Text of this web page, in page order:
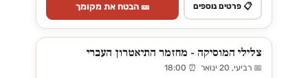
📋 פרטים נוספים 🎫 הבטח את מקומך
צלילי המוסיקה - מחזמר התיאטרון העברי
📅 רביעי, 20 ינואר ⏰ 18:00